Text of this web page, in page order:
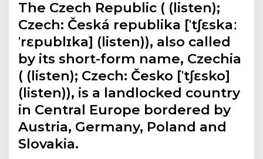
The Czech Republic ( (listen);
Czech: Česká republika [ˈtʃɛskaː
ˈrɛpublɪka] (listen)), also called
by its short-form name, Czechia
( (listen); Czech: Česko [ˈtʃɛsko]
(listen)), is a landlocked country
in Central Europe bordered by
Austria, Germany, Poland and
Slovakia.